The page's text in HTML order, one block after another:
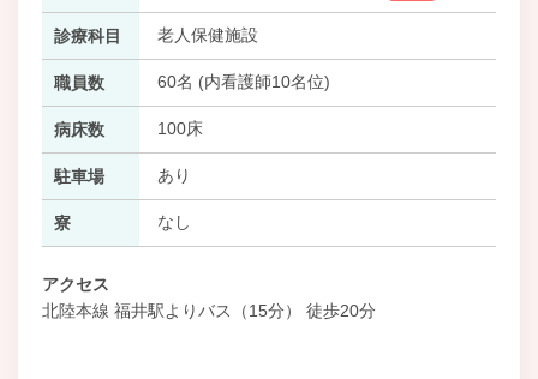
診療科目 老人保健施設
職員数 60名 (内看護師10名位)
病床数 100床
駐車場 あり
寮 なし
アクセス
北陸本線 福井駅よりバス（15分） 徒歩20分